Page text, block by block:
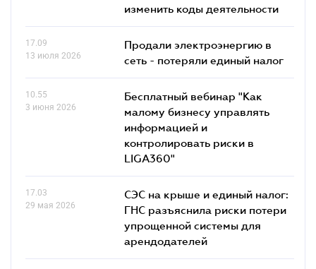
изменить коды деятельности
17.09
13 июля 2026
Продали электроэнергию в
сеть - потеряли единый налог
10.55
3 июня 2026
Бесплатный вебинар "Как
малому бизнесу управлять
информацией и
контролировать риски в
LIGA360"
17.03
29 мая 2026
СЭС на крыше и единый налог:
ГНС разъяснила риски потери
упрощенной системы для
арендодателей